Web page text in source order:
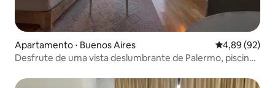
Apartamento ⋅ Buenos Aires 4,89 de uma
4,89 (92)
Desfrute de uma vista deslumbrante de Palermo, piscina,